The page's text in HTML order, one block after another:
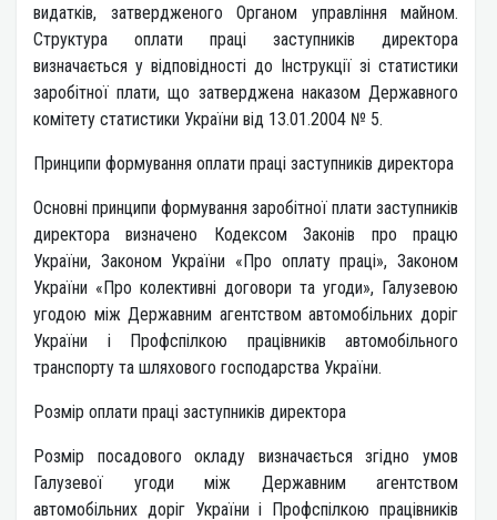
видатків, затвердженого Органом управління майном.
Структура оплати праці заступників директора
визначається у відповідності до Інструкції зі статистики
заробітної плати, що затверджена наказом Державного
комітету статистики України від 13.01.2004 № 5.
Принципи формування оплати праці заступників директора
Основні принципи формування заробітної плати заступників
директора визначено Кодексом Законів про працю
України, Законом України «Про оплату праці», Законом
України «Про колективні договори та угоди», Галузевою
угодою між Державним агентством автомобільних доріг
України і Профспілкою працівників автомобільного
транспорту та шляхового господарства України.
Розмір оплати праці заступників директора
Розмір посадового окладу визначається згідно умов
Галузевої угоди між Державним агентством
автомобільних доріг України і Профспілкою працівників